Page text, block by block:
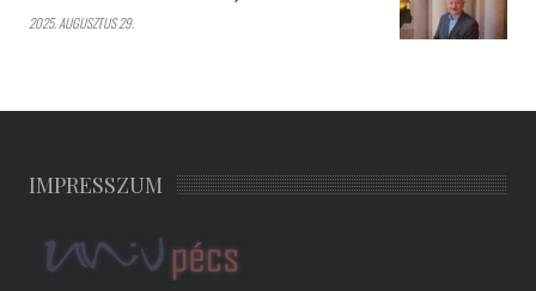
2025. AUGUSZTUS 29.
IMPRESSZUM